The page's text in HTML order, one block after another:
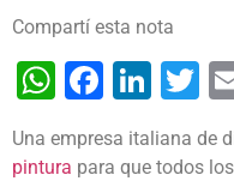
Compartí esta nota
WhatsApp
Una empresa italiana de
pintura para que todos